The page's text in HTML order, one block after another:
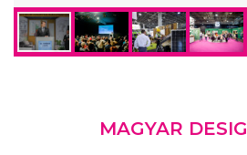
MAGYAR